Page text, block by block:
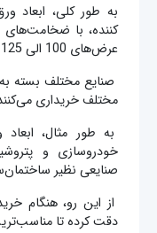
به طور کلی، ابعاد
عرض‌های 100 الی 125 تولید می‌شوند.
صنایع مختلف بسته به
مختلف خریداری
به طور مثال،
خودروسازی و
صنایعی نظیر
از این رو، هنگام
دقت کرده تا